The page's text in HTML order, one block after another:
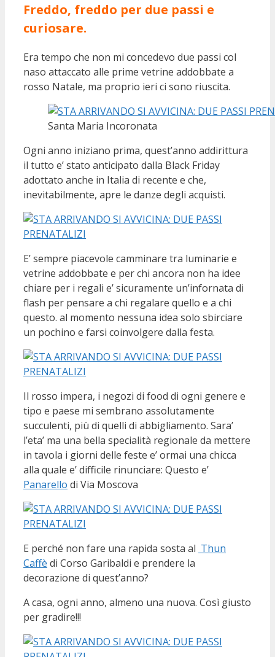
Freddo, freddo per due passi e
curiosare.
Era tempo che non mi concedevo due passi col
naso attaccato alle prime vetrine addobbate a
rosso Natale, ma proprio ieri ci sono riuscita.
Santa Maria Incoronata
Ogni anno iniziano prima, quest’anno addirittura
il tutto e’ stato anticipato dalla Black Friday
adottato anche in Italia di recente e che,
inevitabilmente, apre le danze degli acquisti.
E’ sempre piacevole camminare tra luminarie e
vetrine addobbate e per chi ancora non ha idee
chiare per i regali e’ sicuramente un’infornata di
flash per pensare a chi regalare quello e a chi
questo. al momento nessuna idea solo sbirciare
un pochino e farsi coinvolgere dalla festa.
Il rosso impera, i negozi di food di ogni genere e
tipo e paese mi sembrano assolutamente
succulenti, più di quelli di abbigliamento. Sara’
l’eta’ ma una bella specialità regionale da mettere
in tavola i giorni delle feste e’ ormai una chicca
alla quale e’ difficile rinunciare: Questo e’
Panarello di Via Moscova
E perché non fare una rapida sosta al Thun
Caffè di Corso Garibaldi e prendere la
decorazione di quest’anno?
A casa, ogni anno, almeno una nuova. Così giusto
per gradire!!!